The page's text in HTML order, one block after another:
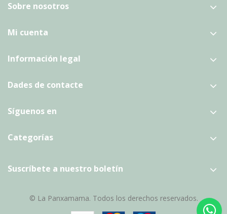
Sobre nosotros
Mi cuenta
Información legal
Dades de contacte
Síguenos en
Categorías
Suscríbete a nuestro boletín
© La Panxamama. Todos los derechos reservados.